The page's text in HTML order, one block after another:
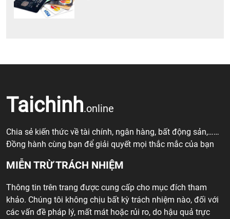
Taichinh.online
Chia sẻ kiến thức về tài chính, ngân hàng, bất động sản,……
Đồng hành cùng bạn để giải quyết mọi thắc mắc của bạn
MIỄN TRỪ TRÁCH NHIỆM
Thông tin trên trang được cung cấp cho mục đích tham
khảo. Chúng tôi không chịu bất kỳ trách nhiệm nào, đối với
các vấn đề pháp lý, mất mát hoặc rủi ro, do hậu quả trực